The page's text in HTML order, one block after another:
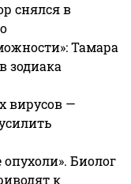
снялся в
Тамара
зодиака
вирусов —
Биолог
к